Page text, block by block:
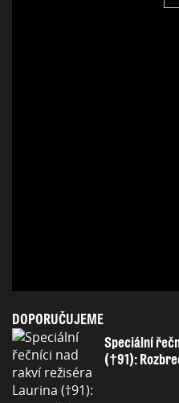
DOPORUČUJEME
Speciální
(†91):